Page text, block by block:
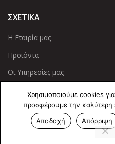
ΣΧΕΤΙΚΑ
Η Εταιρία μας
Προϊόντα
Οι Υπηρεσίες μας
ΠΛΗΡΟΦΟΡΙΕΣ
Πολιτική Απορρήτου
Χρησιμοποιούμε cookies
προσφέρουμε την καλύτερη
Αποδοχή
Απόρριψη